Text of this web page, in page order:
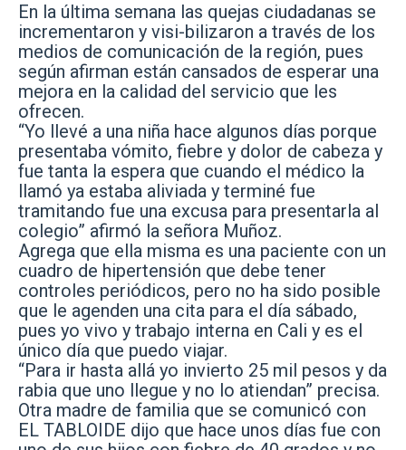
En la última semana las quejas ciudadanas se
incrementaron y visi-bilizaron a través de los
medios de comunicación de la región, pues
según afirman están cansados de esperar una
mejora en la calidad del servicio que les
ofrecen.
“Yo llevé a una niña hace algunos días porque
presentaba vómito, fiebre y dolor de cabeza y
fue tanta la espera que cuando el médico la
llamó ya estaba aliviada y terminé fue
tramitando fue una excusa para presentarla al
colegio” afirmó la señora Muñoz.
Agrega que ella misma es una paciente con un
cuadro de hipertensión que debe tener
controles periódicos, pero no ha sido posible
que le agenden una cita para el día sábado,
pues yo vivo y trabajo interna en Cali y es el
único día que puedo viajar.
“Para ir hasta allá yo invierto 25 mil pesos y da
rabia que uno llegue y no lo atiendan” precisa.
Otra madre de familia que se comunicó con
EL TABLOIDE dijo que hace unos días fue con